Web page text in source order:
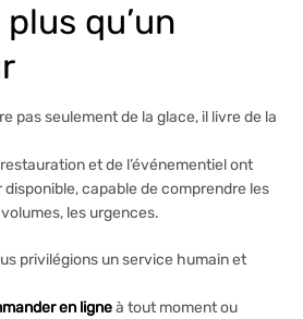
qu’un
pas seulement de la glace, il livre de la
et de l’événementiel ont
disponible, capable de comprendre les
les urgences.
privilégions un service humain et
en ligneà tout moment ou